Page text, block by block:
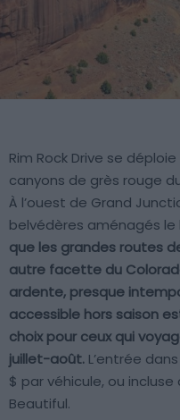
Rim Rock Drive se
canyons de grès rouge
À l’ouest de Grand
belvédères aménagés le
que les grandes routes
autre facette du
ardente, presque
accessible hors saison
choix pour ceux qui
juillet-août. L’entrée
$ par véhicule, ou
Beautiful.